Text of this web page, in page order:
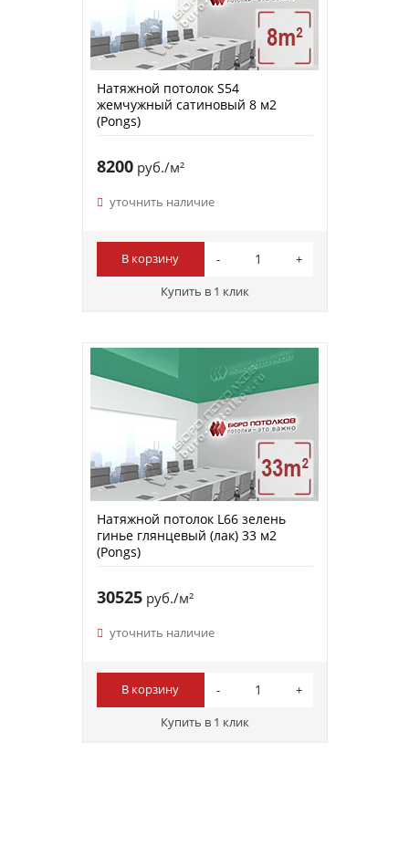
Натяжной потолок S54
жемчужный сатиновый 8 м2
(Pongs)
8200руб./м²
уточнить наличие
В корзину
Купить в 1 клик
Натяжной потолок L66 зелень
гинье глянцевый (лак) 33 м2
(Pongs)
30525руб./м²
уточнить наличие
В корзину
Купить в 1 клик